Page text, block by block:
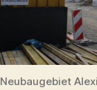
Neubaugebiet